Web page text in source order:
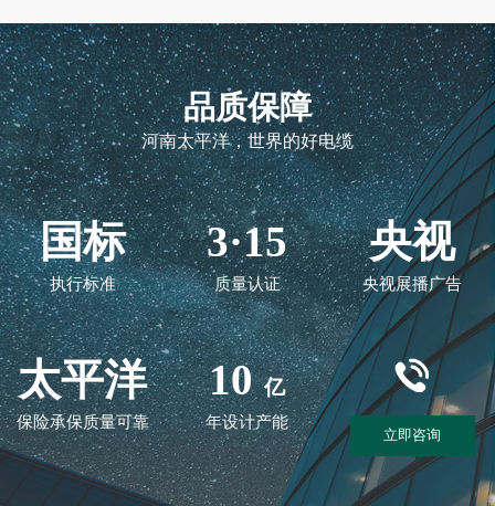
品质保障
河南太平洋，世界的好电缆
国标
执行标准
3·15
质量认证
央视
央视展播广告
太平洋
保险承保质量可靠
10 亿
年设计产能
立即咨询